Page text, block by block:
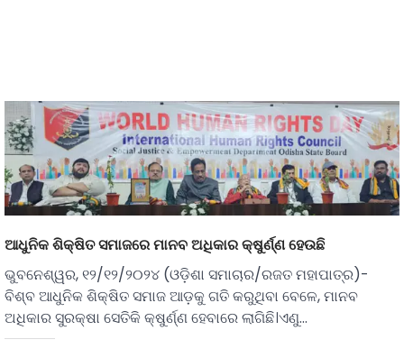
ଆଧୁନିକ ଶିକ୍ଷିତ ସମାଜରେ ମାନବ ଅଧିକାର କ୍ଷୁର୍ଣ୍ଣ ହେଉଛି
ଭୁବନେଶ୍ୱର, ୧୨/୧୨/୨୦୨୪ (ଓଡ଼ିଶା ସମାଚାର/ରଜତ ମହାପାତ୍ର)-
ବିଶ୍ବ ଆଧୁନିକ ଶିକ୍ଷିତ ସମାଜ ଆଡ଼କୁ ଗତି କରୁଥିବା ବେଳେ, ମାନବ
ଅଧିକାର ସୁରକ୍ଷା ସେତିକି କ୍ଷୁର୍ଣ୍ଣ ହେବାରେ ଲାଗିଛି।ଏଣୁ…